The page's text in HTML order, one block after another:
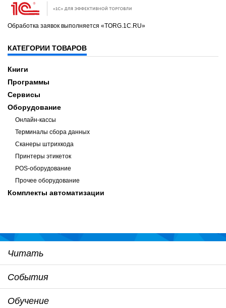
Обработка заявок выполняется «TORG.1C.RU»
КАТЕГОРИИ ТОВАРОВ
Книги
Программы
Сервисы
Оборудование
Онлайн-кассы
Терминалы сбора данных
Сканеры штрихкода
Принтеры этикеток
POS-оборудование
Прочее оборудование
Комплекты автоматизации
Читать
События
Обучение